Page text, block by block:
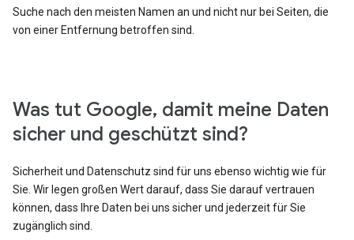
Suche nach den meisten Namen an und nicht nur bei Seiten, die
von einer Entfernung betroffen sind.
Was tut Google, damit meine Daten
sicher und geschützt sind?
Sicherheit und Datenschutz sind für uns ebenso wichtig wie für
Sie. Wir legen großen Wert darauf, dass Sie darauf vertrauen
können, dass Ihre Daten bei uns sicher und jederzeit für Sie
zugänglich sind.